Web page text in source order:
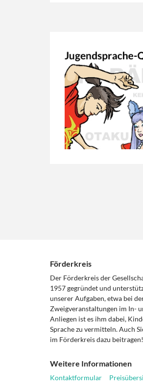
Förderkreis
Der Förderkreis der
1957 gegründet und
unserer Aufgaben, etwa bei
Zweigveranstaltungen im In-
Anliegen ist es ihm dabei,
Sprache zu vermitteln. Auch
im Förderkreis dazu beitragen!
Weitere Informationen
Kontaktformular